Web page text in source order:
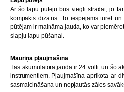
Ar šo lapu pūtēju būs viegli strādāt, jo
kompakts dizains. To iespējams turēt
pūtējam ir maināma jauda, ko var
slapju lapu pūšanai.
Mauriņa pļaujmašīna
Tās akumulatora jauda ir 24 volti, un šo
instrumentiem. Pļaujmašīna aprīkota ar
sasmalcināšana un nopļautās zāles